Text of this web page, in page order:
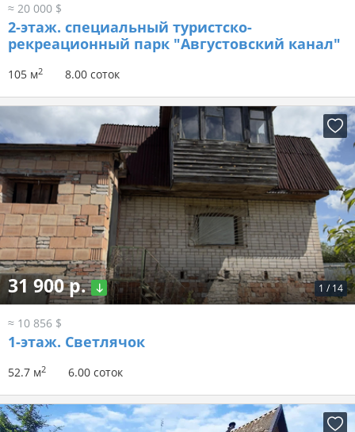
≈ 20 000 $
2-этаж. специальный туристско-
рекреационный парк "Августовский канал"
105 м2 8.00 соток
1 / 14
31 900 р.
≈ 10 856 $
1-этаж. Светлячок
52.7 м2 6.00 соток